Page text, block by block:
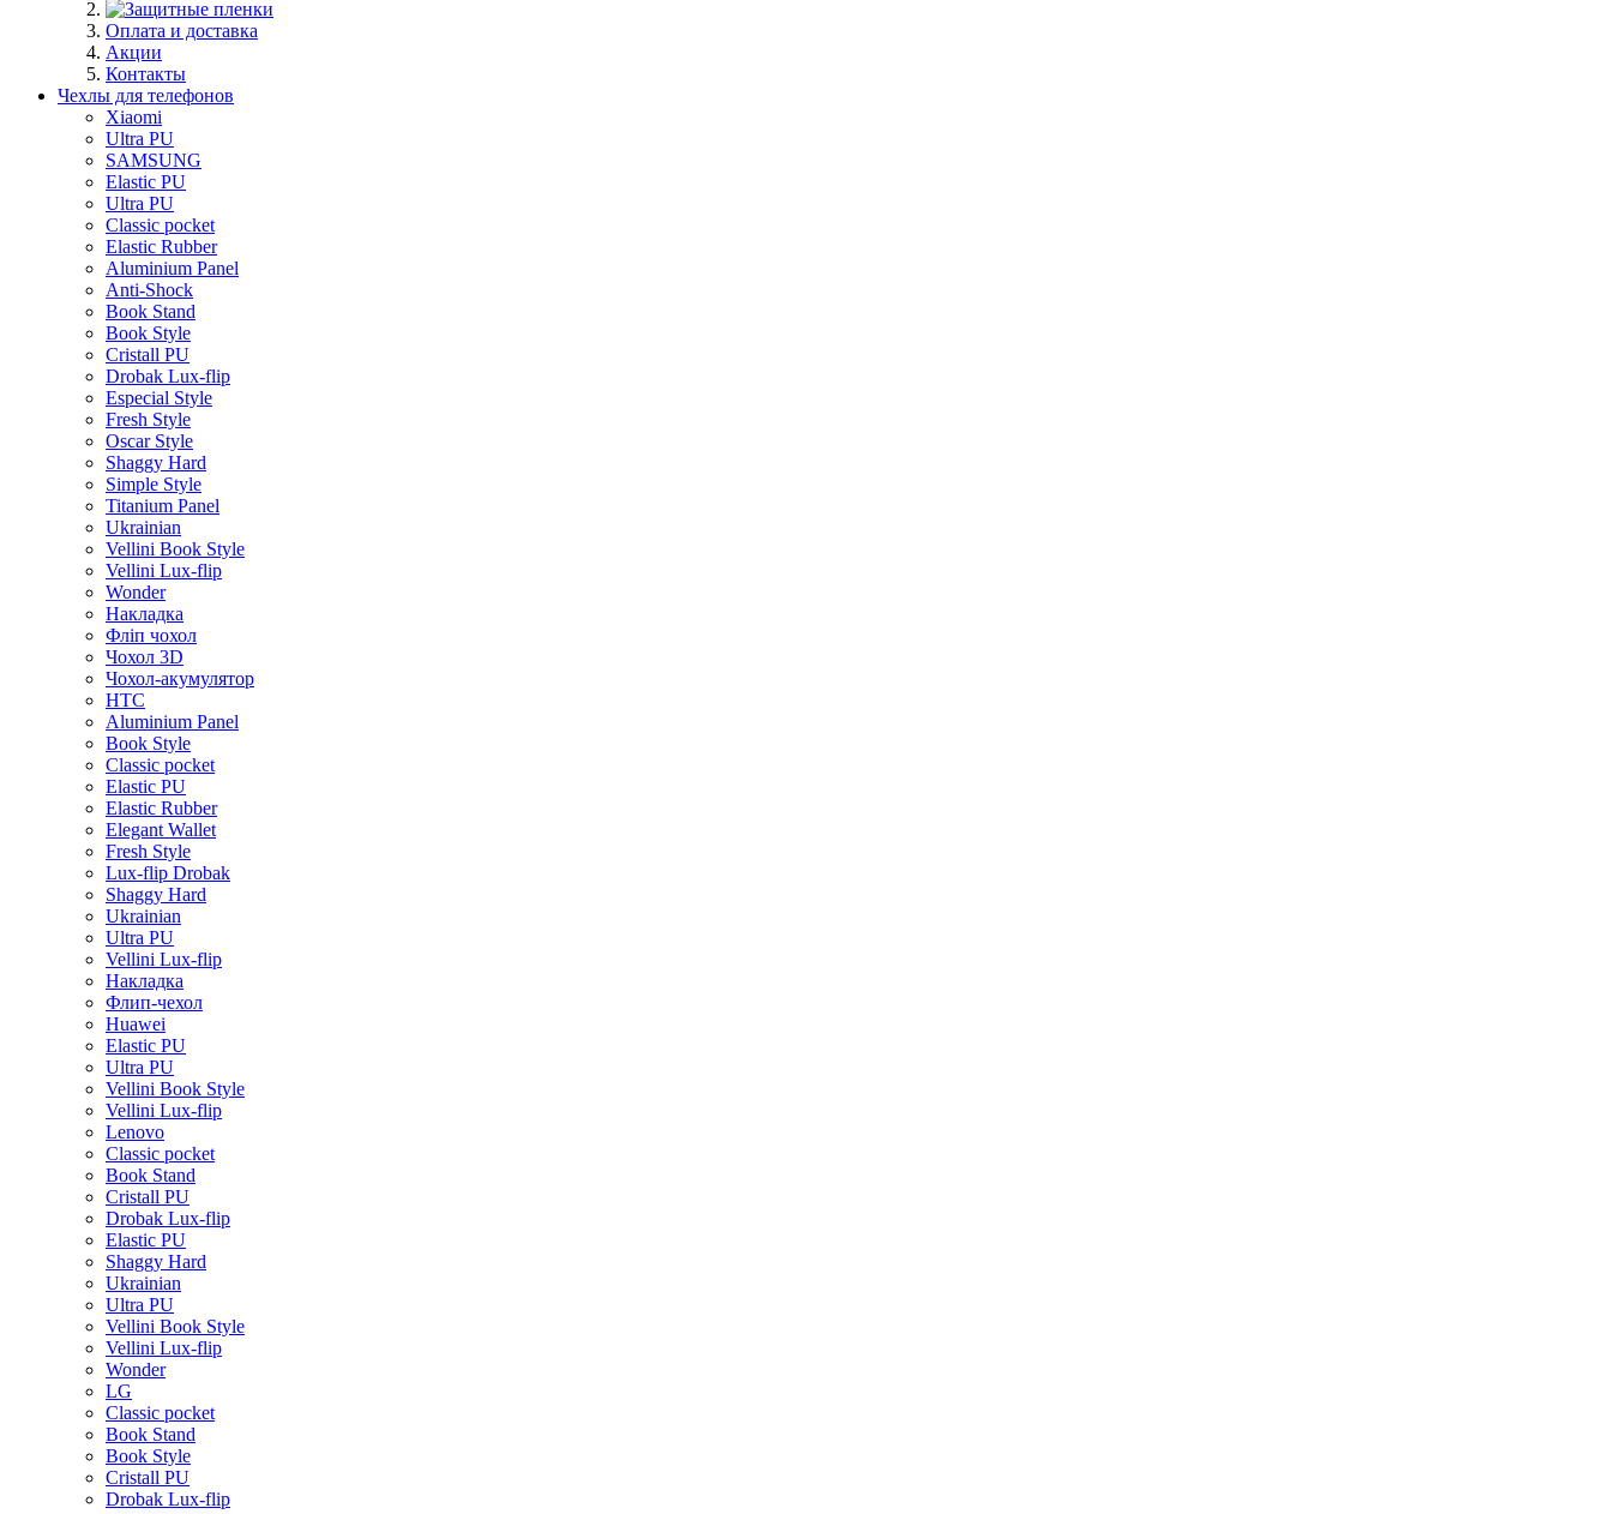
Оплата и доставка
Акции
Контакты
Чехлы для телефонов
Xiaomi
Ultra PU
SAMSUNG
Elastic PU
Ultra PU
Classic pocket
Elastic Rubber
Aluminium Panel
Anti-Shock
Book Stand
Book Style
Cristall PU
Drobak Lux-flip
Especial Style
Fresh Style
Oscar Style
Shaggy Hard
Simple Style
Titanium Panel
Ukrainian
Vellini Book Style
Vellini Lux-flip
Wonder
Накладка
Фліп чохол
Чохол 3D
Чохол-акумулятор
HTC
Aluminium Panel
Book Style
Classic pocket
Elastic PU
Elastic Rubber
Elegant Wallet
Fresh Style
Lux-flip Drobak
Shaggy Hard
Ukrainian
Ultra PU
Vellini Lux-flip
Накладка
Флип-чехол
Huawei
Elastic PU
Ultra PU
Vellini Book Style
Vellini Lux-flip
Lenovo
Classic pocket
Book Stand
Cristall PU
Drobak Lux-flip
Elastic PU
Shaggy Hard
Ukrainian
Ultra PU
Vellini Book Style
Vellini Lux-flip
Wonder
LG
Classic pocket
Book Stand
Book Style
Cristall PU
Drobak Lux-flip